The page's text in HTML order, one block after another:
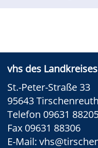
vhs des
St.-Peter-Straße 33
95643 Tirschenreuth
Telefon 09631
Fax 09631 88306
E-Mail: